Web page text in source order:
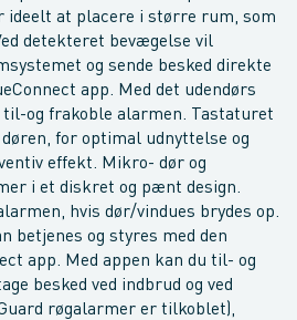
ideelt at placere i større rum, som
detekteret bevægelse vil
og sende besked direkte
app. Med det udendørs
og frakoble alarmen. Tastaturet
for optimal udnyttelse og
effekt. Mikro- dør og
i et diskret og pænt design.
hvis dør/vindues brydes op.
betjenes og styres med den
app. Med appen kan du til- og
besked ved indbrud og ved
røgalarmer er tilkoblet),